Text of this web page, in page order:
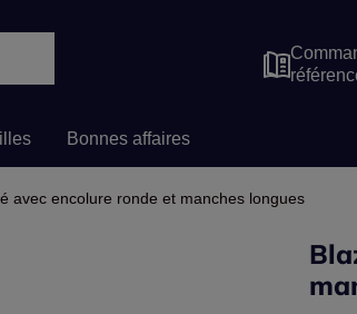
Bonnes affaires
avec encolure ronde et manches longues